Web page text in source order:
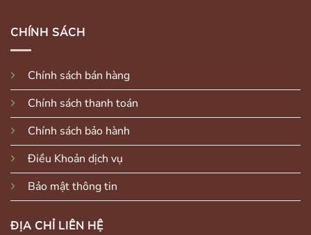
CHÍNH SÁCH
Chính sách bán hàng
Chính sách thanh toán
Chính sách bảo hành
Điều Khoản dịch vụ
Bảo mật thông tin
ĐỊA CHỈ LIÊN HỆ